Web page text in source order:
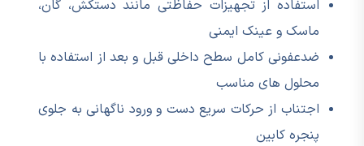
استفاده از تجهیزات حفاظتی مانند دستکش، گان،
ماسک و عینک ایمنی
ضدعفونی کامل سطح داخلی قبل و بعد از استفاده با
محلول های مناسب
اجتناب از حرکات سریع دست و ورود ناگهانی به جلوی
پنجره کابین